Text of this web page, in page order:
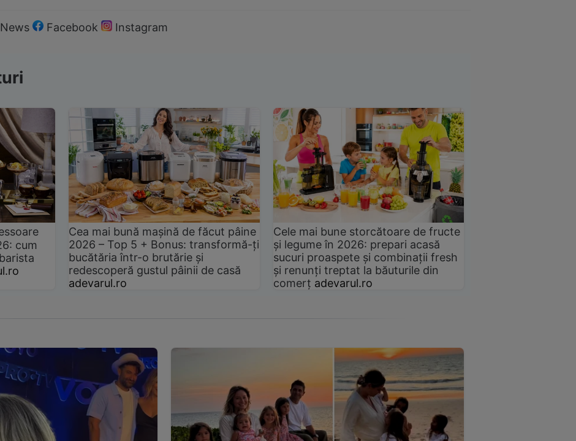
Facebook Instagram
cum
Cea mai bună mașină de făcut pâine
2026 – Top 5 + Bonus: transformă-ți
bucătăria într-o brutărie și
redescoperă gustul pâinii de casă
adevarul.ro
Cele mai bune storcătoare de fructe
și legume în 2026: prepari acasă
sucuri proaspete și combinații fresh
și renunți treptat la băuturile din
comerț adevarul.ro